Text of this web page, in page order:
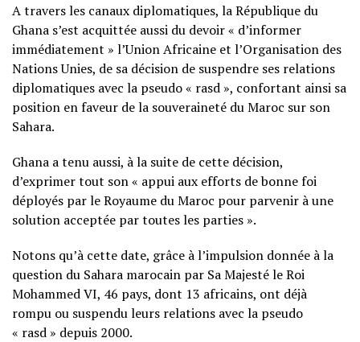
A travers les canaux diplomatiques, la République du
Ghana s’est acquittée aussi du devoir « d’informer
immédiatement » l’Union Africaine et l’Organisation des
Nations Unies, de sa décision de suspendre ses relations
diplomatiques avec la pseudo « rasd », confortant ainsi sa
position en faveur de la souveraineté du Maroc sur son
Sahara.
Ghana a tenu aussi, à la suite de cette décision,
d’exprimer tout son « appui aux efforts de bonne foi
déployés par le Royaume du Maroc pour parvenir à une
solution acceptée par toutes les parties ».
Notons qu’à cette date, grâce à l’impulsion donnée à la
question du Sahara marocain par Sa Majesté le Roi
Mohammed VI, 46 pays, dont 13 africains, ont déjà
rompu ou suspendu leurs relations avec la pseudo
« rasd » depuis 2000.